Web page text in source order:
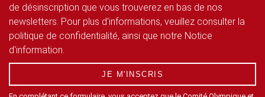
de désinscription que vous trouverez en bas de nos
newsletters. Pour plus d'informations, veuillez consulter la
politique de confidentialité, ainsi que notre Notice
d'information.
JE M'INSCRIS